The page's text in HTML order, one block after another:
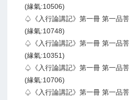
(緣氣:10506)
♤《入行論講記》第一冊 第一品
(緣氣:10748)
♤《入行論講記》第一冊 第一品
(緣氣:10351)
♤《入行論講記》第一冊 第一品
(緣氣:10706)
♤《入行論講記》第一冊 第一品